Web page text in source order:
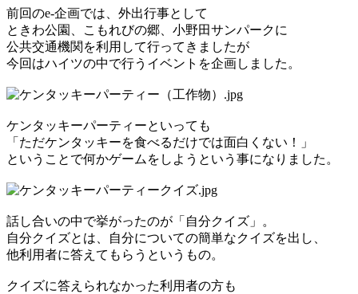
前回のe-企画では、外出行事として
ときわ公園、こもれびの郷、小野田サンパークに
公共交通機関を利用して行ってきましたが
今回はハイツの中で行うイベントを企画しました。
ケンタッキーパーティーといっても
「ただケンタッキーを食べるだけでは面白くない！」
ということで何かゲームをしようという事になりました。
話し合いの中で挙がったのが「自分クイズ」。
自分クイズとは、自分についての簡単なクイズを出し、
他利用者に答えてもらうというもの。
クイズに答えられなかった利用者の方も